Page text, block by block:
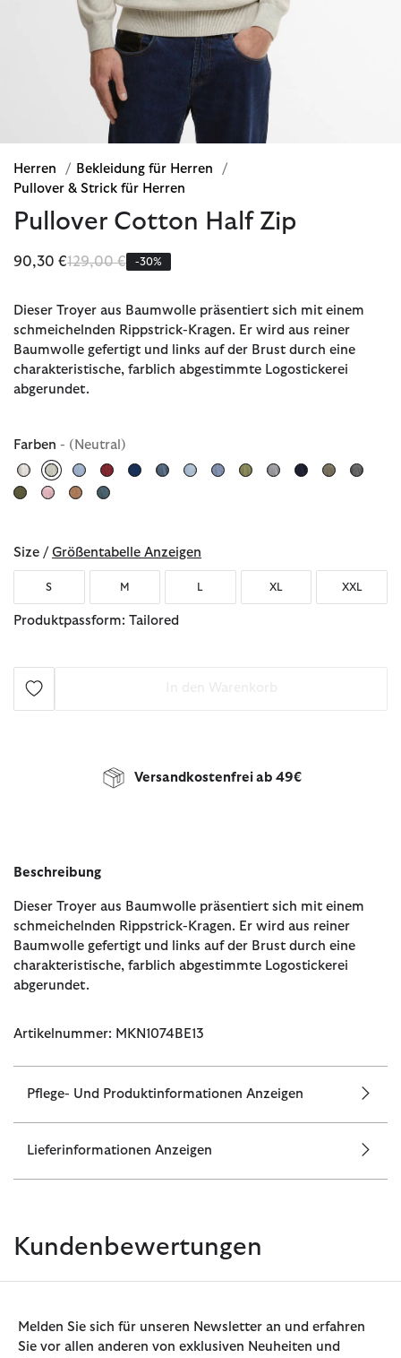
Herren / Bekleidung für Herren
/
Pullover & Strick für Herren
Pullover Cotton Half Zip
90,30 €Reduziert von
129,00 €bis-30%
Dieser Troyer aus Baumwolle präsentiert sich mit einem
schmeichelnden Rippstrick-Kragen. Er wird aus reiner
Baumwolle gefertigt und links auf der Brust durch eine
charakteristische, farblich abgestimmte Logostickerei
abgerundet.
Farben - (Neutral)
ausgewählt
Size / Größentabelle Anzeigen
S M L XL XXL
Produktpassform: Tailored
Versandkostenfrei ab 49€
Beschreibung
Dieser Troyer aus Baumwolle präsentiert sich mit einem
schmeichelnden Rippstrick-Kragen. Er wird aus reiner
Baumwolle gefertigt und links auf der Brust durch eine
charakteristische, farblich abgestimmte Logostickerei
abgerundet.
Artikelnummer: MKN1074BE13
Pflege- Und Produktinformationen Anzeigen
Lieferinformationen Anzeigen
Kundenbewertungen
Melden Sie sich für unseren Newsletter an und erfahren
Sie vor allen anderen von exklusiven Neuheiten und